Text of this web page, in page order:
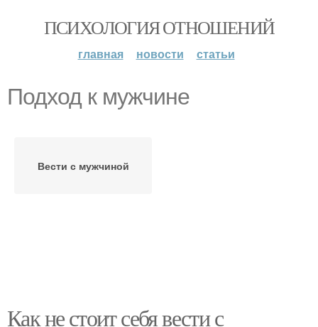
ПСИХОЛОГИЯ ОТНОШЕНИЙ
главная новости статьи
Подход к мужчине
Вести с мужчиной
Как не стоит себя вести с